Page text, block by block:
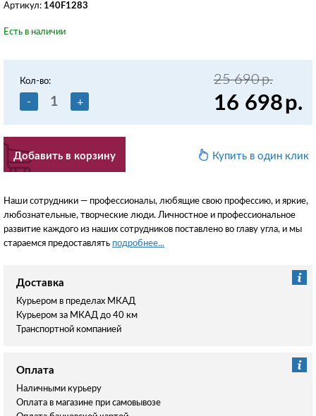
Артикул: 140F1283
Есть в наличии
Кол-во:
- +
Добавить в корзину
25 690р.
16 698р.
Купить в один клик
Наши сотрудники — профессионалы, любящие свою профессию, и яркие,
любознательные, творческие люди. Личностное и профессиональное
развитие каждого из наших сотрудников поставлено во главу угла, и мы
стараемся предоставлять подробнее...
Доставка
Курьером в пределах МКАД
Курьером за МКАД до 40 км
Транспортной компанией
Оплата
Наличными курьеру
Оплата в магазине при самовывозе